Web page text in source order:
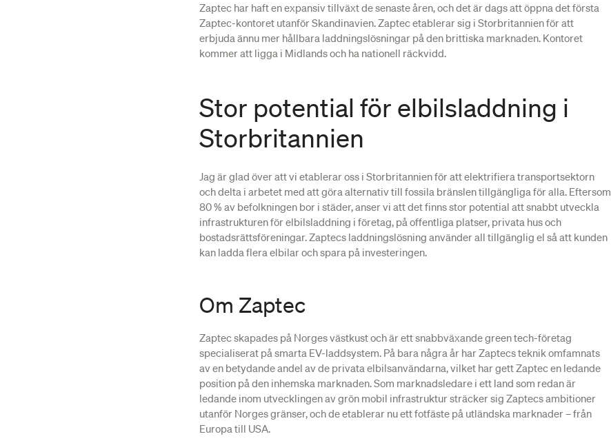
Zaptec har haft en expansiv tillväxt de senaste åren, och det är dags att öppna det första
Zaptec-kontoret utanför Skandinavien. Zaptec etablerar sig i Storbritannien för att
erbjuda ännu mer hållbara laddningslösningar på den brittiska marknaden. Kontoret
kommer att ligga i Midlands och ha nationell räckvidd.
Stor potential för elbilsladdning i
Storbritannien
Jag är glad över att vi etablerar oss i Storbritannien för att elektrifiera transportsektorn
och delta i arbetet med att göra alternativ till fossila bränslen tillgängliga för alla. Eftersom
80 % av befolkningen bor i städer, anser vi att det finns stor potential att snabbt utveckla
infrastrukturen för elbilsladdning i företag, på offentliga platser, privata hus och
bostadsrättsföreningar. Zaptecs laddningslösning använder all tillgänglig el så att kunden
kan ladda flera elbilar och spara på investeringen.
Om Zaptec
Zaptec skapades på Norges västkust och är ett snabbväxande green tech-företag
specialiserat på smarta EV-laddsystem. På bara några år har Zaptecs teknik omfamnats
av en betydande andel av de privata elbilsanvändarna, vilket har gett Zaptec en ledande
position på den inhemska marknaden. Som marknadsledare i ett land som redan är
ledande inom utvecklingen av grön mobil infrastruktur sträcker sig Zaptecs ambitioner
utanför Norges gränser, och de etablerar nu ett fotfäste på utländska marknader – från
Europa till USA.